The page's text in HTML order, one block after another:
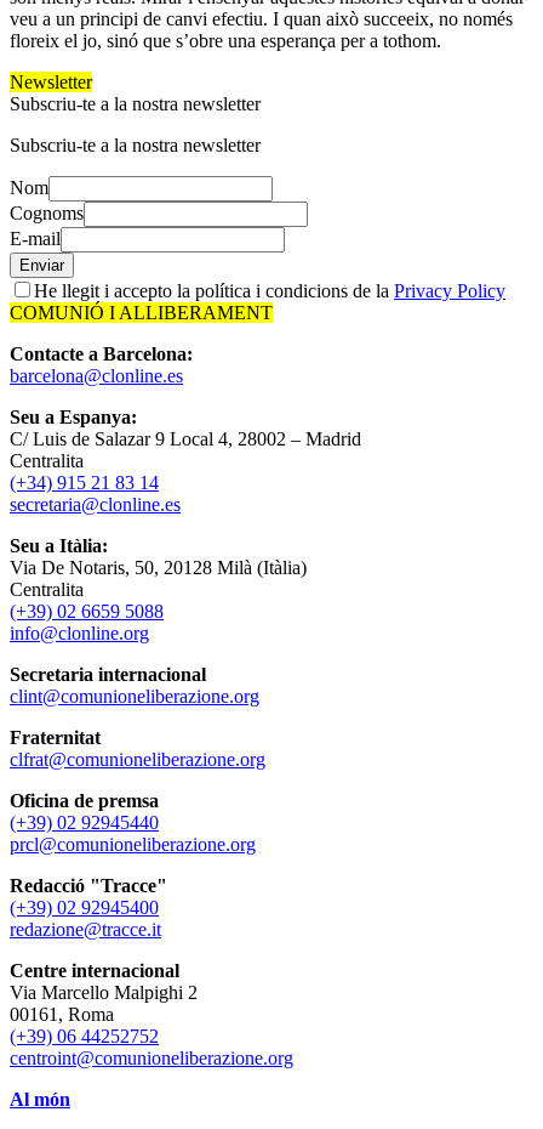
veu a un principi de canvi efectiu. I quan això succeeix, no només
floreix el jo, sinó que s’obre una esperança per a tothom.
Newsletter
Subscriu-te a la nostra newsletter
Subscriu-te a la nostra newsletter
Nom
Cognoms
E-mail
Enviar
He llegit i accepto la política i condicions de la Privacy Policy
COMUNIÓ I ALLIBERAMENT
Contacte a Barcelona:
barcelona@clonline.es
Seu a Espanya:
C/ Luis de Salazar 9 Local 4, 28002 – Madrid
Centralita
(+34) 915 21 83 14
secretaria@clonline.es
Seu a Itàlia:
Via De Notaris, 50, 20128 Milà (Itàlia)
Centralita
(+39) 02 6659 5088
info@clonline.org
Secretaria internacional
clint@comunioneliberazione.org
Fraternitat
clfrat@comunioneliberazione.org
Oficina de premsa
(+39) 02 92945440
prcl@comunioneliberazione.org
Redacció "Tracce"
(+39) 02 92945400
redazione@tracce.it
Centre internacional
Via Marcello Malpighi 2
00161, Roma
(+39) 06 44252752
centroint@comunioneliberazione.org
Al món